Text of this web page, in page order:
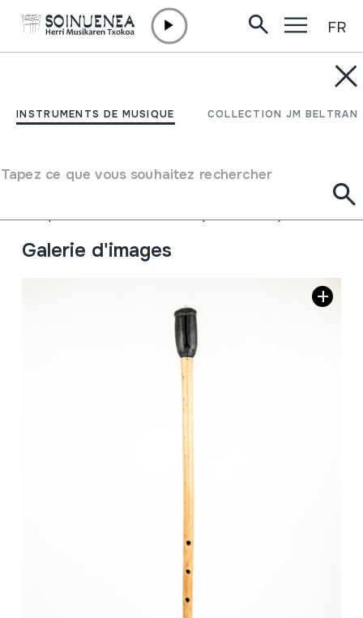
INSTRUMENTS DE MUSIQUE COLLECTION JM BELTRAN
Tapez ce que vous souhaitez rechercher
FR
GAITA HEMBRA; CUISI
Auteur
Ez dakigu.
Aérophones->Flûtes->Á bec (á deux mains) + kena
Galerie d'images